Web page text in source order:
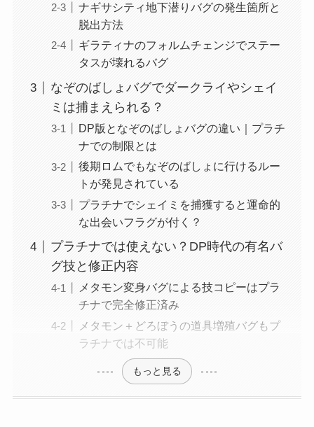
ナギサシティ地下潜りバグの発生箇所と
脱出方法
ギラティナのフォルムチェンジでステー
タスが壊れるバグ
なぞのばしょバグでダークライやシェイ
ミは捕まえられる？
DP版となぞのばしょバグの違い｜プラチ
ナでの制限とは
後期ロムでもなぞのばしょに行けるルー
トが発見されている
プラチナでシェイミを捕獲すると運命的
な出会いフラグが付く？
プラチナでは使えない？DP時代の有名バ
グ技と修正内容
メタモン変身バグによる技コピーはプラ
チナで完全修正済み
メタモン＋どろぼうの道具増殖バグもプ
ラチナでは不可能
もっと見る